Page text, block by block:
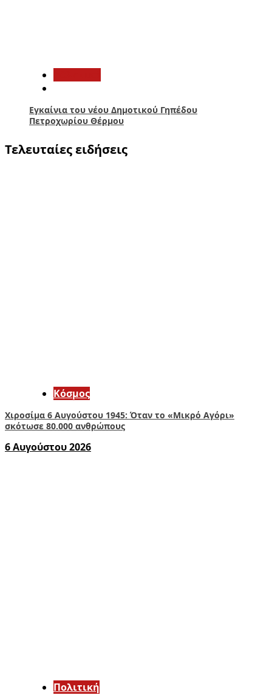
Εγκαίνια του νέου Δημοτικού Γηπέδου
Πετροχωρίου Θέρμου
Τελευταίες ειδήσεις
Κόσμος
Χιροσίμα 6 Αυγούστου 1945: Όταν το «Μικρό Αγόρι»
σκότωσε 80.000 ανθρώπους
6 Αυγούστου 2026
Πολιτική